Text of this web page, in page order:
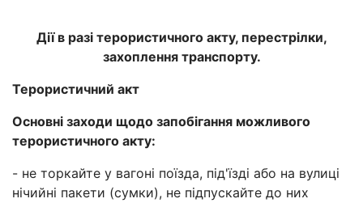
Дії в разі терористичного акту, перестрілки,
захоплення транспорту.
Терористичний акт
Основні заходи щодо запобігання можливого
терористичного акту:
- не торкайте у вагоні поїзда, під'їзді або на вулиці
нічийні пакети (сумки), не підпускайте до них